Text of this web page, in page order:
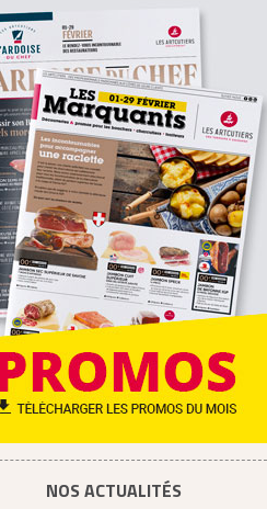
NOS ACTUALITÉS